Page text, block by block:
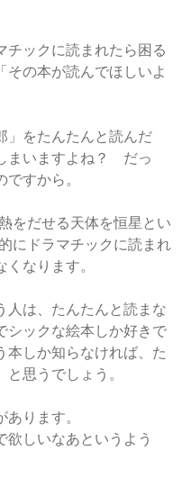
チックに読まれたら困る
その本が読んでほしいよ
」をたんたんと読んだ
まいますよね？ だっ
すから。
をだせる天体を恒星とい
にドラマチックに読まれ
なります。
人は、たんたんと読まな
シックな絵本しか好きで
本しか知らなければ、た
思うでしょう。
ります。
欲しいなあというよう